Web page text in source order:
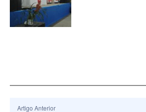
Artigo Anterior